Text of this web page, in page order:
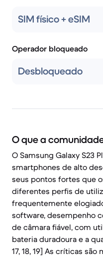
SIM físico + eSIM
Operador bloqueado
Desbloqueado
O que a
O Samsung Galaxy S23
smartphones de alto
seus pontos fortes que
diferentes perfis de
frequentemente
software, desempenho
de câmara fiável, com
bateria duradoura e a
17, 18, 19] As críticas